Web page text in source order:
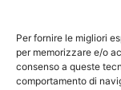
Per fornire le migliori
per memorizzare e/o
consenso a queste
comportamento di
Cronaca
Attualità
top